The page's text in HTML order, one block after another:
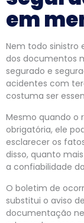
em
Nem todo sinistro
dos documentos
segurado e
acidentes com
costuma ser
Mesmo quando o
obrigatória, ele
esclarecer os
disso, quanto
a confiabilidade
O boletim de
substitui o aviso
documentação